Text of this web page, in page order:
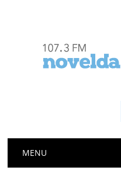
Menú principal
MENU